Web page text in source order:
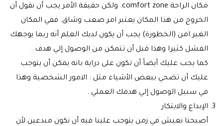
مكان الراحة comfort zone. ولكن حقيقة الأمر يجب أن نقول أن
الخروج من هذا المكان يعتبر امر صعب وشاق. ففي المكان
الغير امن (الخطورة) يجب أن يكون لديك العلم أنه ربما يوجهك
الفشل كثيرا وهذا قبل أن تتمكن من الوصول إلي هدف .
كما يجب عليك أيضاً أن تكون على دراية بانه يمكن أن يتوجب
عليك أن تضحي ببعض الأشياء مثل : الامور الشخصية وهذا
في سبيل الوصول إلي هدفك العملي .
الإبداع والابتكار
أصبحنا نعيش في زمن يتوجب علينا فيه أن نكون مبدعين لأن